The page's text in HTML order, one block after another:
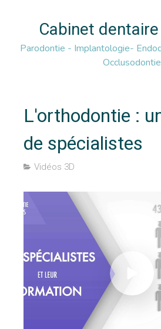
Cabinet
Parodontie - Implantologie-
Occlusodontie
L'orthodontie :
de spécialistes
Vidéos 3D